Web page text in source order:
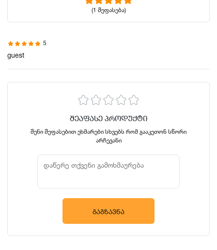
(1 შეფასება)
5
guest
ᲨᲔᲐᲤᲐᲡᲔ ᲞᲠᲝᲓᲣᲥᲢᲘ
შენი შეფასებით ეხმარები სხვებს რომ გააკეთონ სწორი
არჩევანი
ᲒᲐᲒᲖᲐᲕᲜᲐ